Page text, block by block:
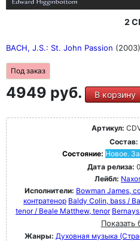
2
BACH, J.S.: St. John Passion (2003)
Под заказ
4949 руб. В корзину
Артикул:
Состав:
Состояние: Новое.
Дата релиза:
Лейбл:
Исполнители: Bowman James,
контратенор Baldy Colin, bass /
tenor / Beale Matthew, tenor
Показать
Жанры: Духовная музыка